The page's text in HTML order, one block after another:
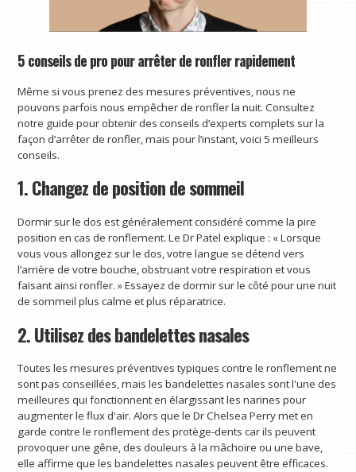
5 conseils de pro pour arrêter de ronfler rapidement
Même si vous prenez des mesures préventives, nous ne
pouvons parfois nous empêcher de ronfler la nuit. Consultez
notre guide pour obtenir des conseils d’experts complets sur la
façon d’arrêter de ronfler, mais pour l’instant, voici 5 meilleurs
conseils.
1. Changez de position de sommeil
Dormir sur le dos est généralement considéré comme la pire
position en cas de ronflement. Le Dr Patel explique : « Lorsque
vous vous allongez sur le dos, votre langue se détend vers
l’arrière de votre bouche, obstruant votre respiration et vous
faisant ainsi ronfler. » Essayez de dormir sur le côté pour une nuit
de sommeil plus calme et plus réparatrice.
2. Utilisez des bandelettes nasales
Toutes les mesures préventives typiques contre le ronflement ne
sont pas conseillées, mais les bandelettes nasales sont l'une des
meilleures qui fonctionnent en élargissant les narines pour
augmenter le flux d'air. Alors que le Dr Chelsea Perry met en
garde contre le ronflement des protège-dents car ils peuvent
provoquer une gêne, des douleurs à la mâchoire ou une bave,
elle affirme que les bandelettes nasales peuvent être efficaces.